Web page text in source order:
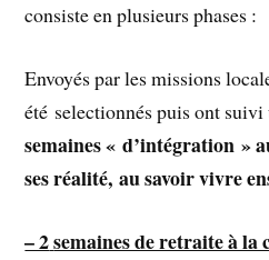
consiste en plusieurs phases :
Envoyés par les missions
été selectionnés puis ont
semaines « d’intégration »
ses réalité, au savoir vivre
– 2semaines de retraite à la